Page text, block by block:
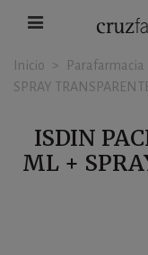
Inicio > Parafarmacia
SPRAY
ISDIN
ML +